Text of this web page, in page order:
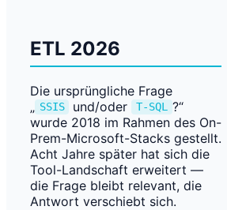
ETL 2026
Die ursprüngliche Frage
„ SSIS und/oder T-SQL ?“
wurde 2018 im Rahmen des On-
Prem-Microsoft-Stacks gestellt.
Acht Jahre später hat sich die
Tool-Landschaft erweitert —
die Frage bleibt relevant, die
Antwort verschiebt sich.